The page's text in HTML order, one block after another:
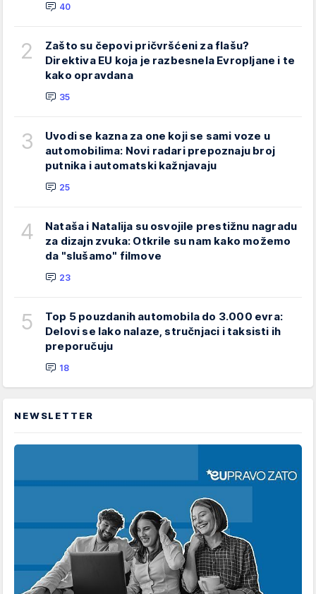
40
2
Zašto su čepovi pričvršćeni za flašu?
Direktiva EU koja je razbesnela Evropljane i te
kako opravdana
35
3
Uvodi se kazna za one koji se sami voze u
automobilima: Novi radari prepoznaju broj
putnika i automatski kažnjavaju
25
4
Nataša i Natalija su osvojile prestižnu nagradu
za dizajn zvuka: Otkrile su nam kako možemo
da "slušamo" filmove
23
5
Top 5 pouzdanih automobila do 3.000 evra:
Delovi se lako nalaze, stručnjaci i taksisti ih
preporučuju
18
NEWSLETTER